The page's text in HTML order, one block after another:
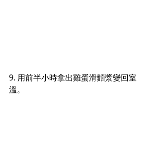
9. 用前半小時拿出雞蛋滑麵漿變回室
溫。